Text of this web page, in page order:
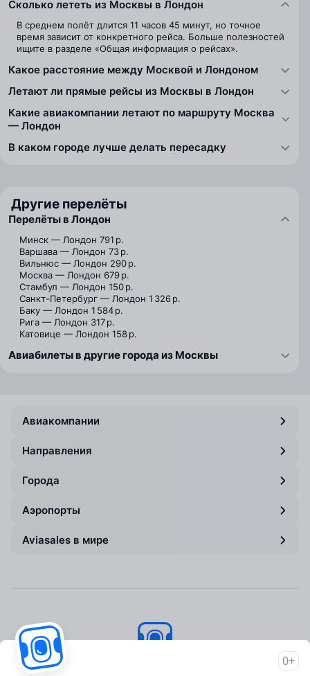
Сколько лететь из Москвы в Лондон
В среднем полёт длится 11 часов 45 минут, но точное
время зависит от конкретного рейса. Больше полезностей
ищите в разделе «Общая информация о рейсах».
Какое расстояние между Москвой и Лондоном
Летают ли прямые рейсы из Москвы в Лондон
Какие авиакомпании летают по маршруту Москва
— Лондон
В каком городе лучше делать пересадку
Другие перелёты
Перелёты в Лондон
Минск — Лондон 791 р.
Варшава — Лондон 73 р.
Вильнюс — Лондон 290 р.
Москва — Лондон 679 р.
Стамбул — Лондон 150 р.
Санкт-Петербург — Лондон 1 326 р.
Баку — Лондон 1 584 р.
Рига — Лондон 317 р.
Катовице — Лондон 158 р.
Авиабилеты в другие города из Москвы
Авиакомпании
Направления
Города
Аэропорты
Aviasales в мире
0+